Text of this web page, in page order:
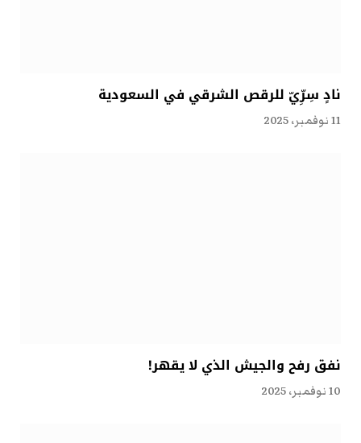
نادٍ سِرِّيّ للرقص الشرقي في السعودية
11 نوفمبر، 2025
نفق رفح والجيش الذي لا يقهر!
10 نوفمبر، 2025